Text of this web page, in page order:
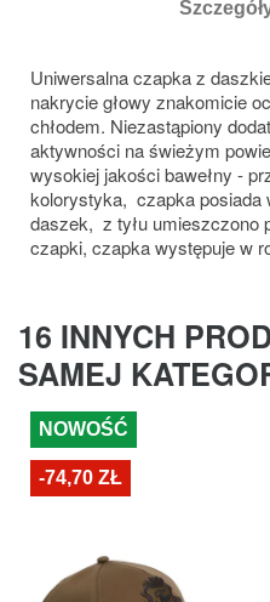
Uniwersalna czapka z
nakrycie głowy znakomicie
chłodem. Niezastąpiony
aktywności na świeżym
wysokiej jakości bawełny -
kolorystyka, czapka
daszek, z tyłu umieszczono
czapki, czapka występuje w
16 INNYCH
SAMEJ
NOWOŚĆ
-74,70 ZŁ